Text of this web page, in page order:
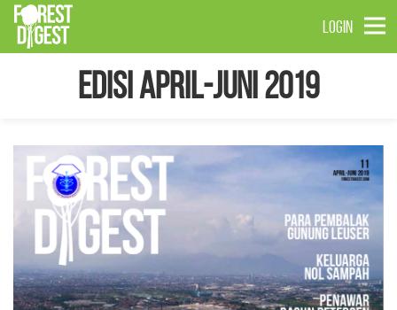
LOGIN
Edisi April-Juni 2019